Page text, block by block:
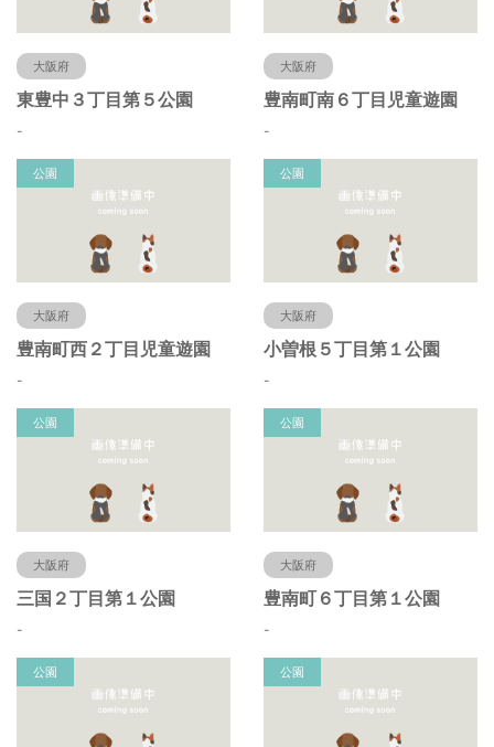
大阪府
東豊中３丁目第５公園
-
大阪府
豊南町南６丁目児童遊園
-
公園
大阪府
豊南町西２丁目児童遊園
-
公園
大阪府
小曽根５丁目第１公園
-
公園
大阪府
三国２丁目第１公園
-
公園
大阪府
豊南町６丁目第１公園
-
公園 公園